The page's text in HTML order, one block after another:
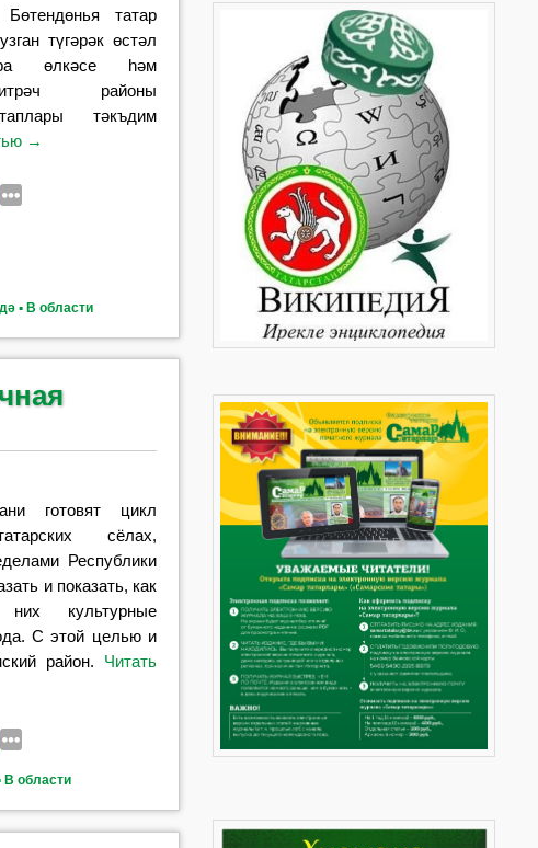
татар
түгәрәк өстәл
өлкәсе һәм
районы
тәкъдим
→
▪ В области
готовят цикл
сёлах,
Республики
и показать, как
культурные
С этой целью и
район. Читать
В области